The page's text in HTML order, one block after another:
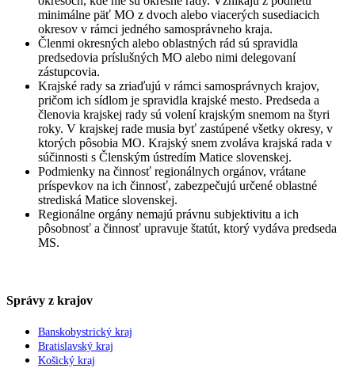
minimálne päť MO z dvoch alebo viacerých susediacich
okresov v rámci jedného samosprávneho kraja.
Členmi okresných alebo oblastných rád sú spravidla
predsedovia príslušných MO alebo nimi delegovaní
zástupcovia.
Krajské rady sa zriaďujú v rámci samosprávnych krajov,
pričom ich sídlom je spravidla krajské mesto. Predseda a
členovia krajskej rady sú volení krajským snemom na štyri
roky. V krajskej rade musia byť zastúpené všetky okresy, v
ktorých pôsobia MO. Krajský snem zvoláva krajská rada v
súčinnosti s Členským ústredím Matice slovenskej.
Podmienky na činnosť regionálnych orgánov, vrátane
príspevkov na ich činnosť, zabezpečujú určené oblastné
strediská Matice slovenskej.
Regionálne orgány nemajú právnu subjektivitu a ich
pôsobnosť a činnosť upravuje štatút, ktorý vydáva predseda
MS.
Správy z krajov
Banskobystrický kraj
Bratislavský kraj
Košický kraj